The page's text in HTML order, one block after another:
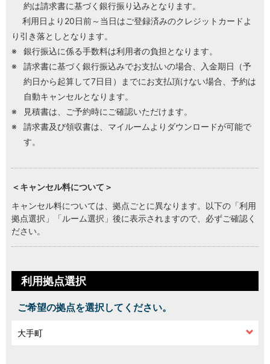
POPUP ポップアップ
約は請求書に基づく銀行振り込みとなります。
利用日より20日前～当日はご登録済みのクレジットカードよ
り引き落としとなります。
銀行振込に係る手数料は利用者の負担となります。
請求書に基づく銀行振込みでお支払いの場合、入金期日（予
約日から起算して7日目）までにお支払頂けない場合、予約は
自動キャンセルとなります。
見積書は、ご予約時にご確認いただけます。
請求書及び領収書は、マイルームよりダウンロードが可能で
す。
＜キャンセル料について＞
キャンセル料については、拠点ごとに異なります。以下の「利用
拠点選択」「ルーム選択」後に表示されますので、必ずご確認く
ださい。
利用拠点選択
ご希望の拠点を選択してください。